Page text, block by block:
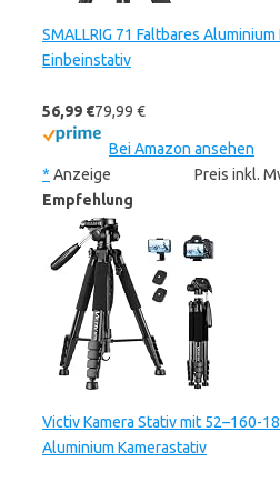
SMALLRIG 71 Faltbares
Einbeinstativ
56,99 €79,99 €
Bei Amazon ansehen
* Anzeige
Preis inkl.
Empfehlung
Victiv Kamera Stativ mit 52–160-
Aluminium Kamerastativ